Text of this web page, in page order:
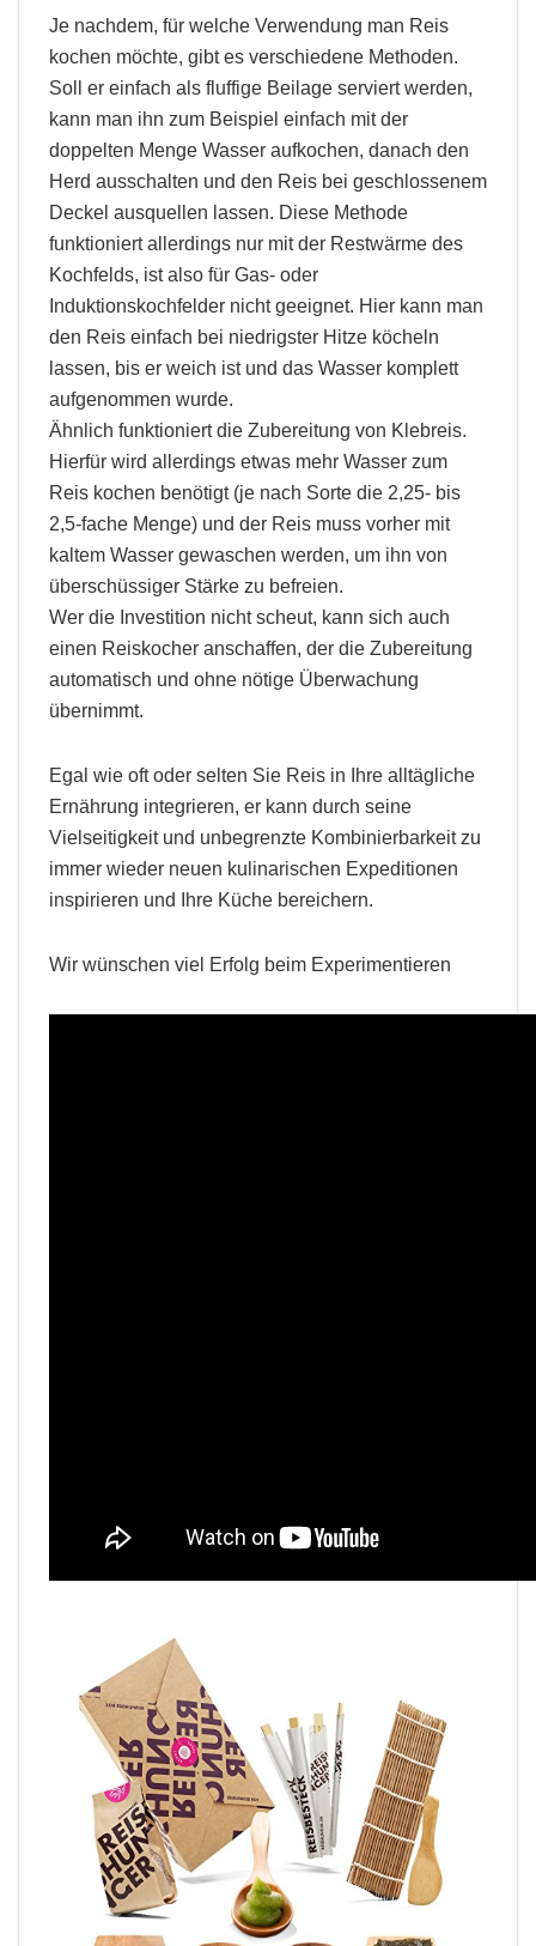
Je nachdem, für welche Verwendung man Reis
kochen möchte, gibt es verschiedene Methoden.
Soll er einfach als fluffige Beilage serviert werden,
kann man ihn zum Beispiel einfach mit der
doppelten Menge Wasser aufkochen, danach den
Herd ausschalten und den Reis bei geschlossenem
Deckel ausquellen lassen. Diese Methode
funktioniert allerdings nur mit der Restwärme des
Kochfelds, ist also für Gas- oder
Induktionskochfelder nicht geeignet. Hier kann man
den Reis einfach bei niedrigster Hitze köcheln
lassen, bis er weich ist und das Wasser komplett
aufgenommen wurde.
Ähnlich funktioniert die Zubereitung von Klebreis.
Hierfür wird allerdings etwas mehr Wasser zum
Reis kochen benötigt (je nach Sorte die 2,25- bis
2,5-fache Menge) und der Reis muss vorher mit
kaltem Wasser gewaschen werden, um ihn von
überschüssiger Stärke zu befreien.
Wer die Investition nicht scheut, kann sich auch
einen Reiskocher anschaffen, der die Zubereitung
automatisch und ohne nötige Überwachung
übernimmt.
Egal wie oft oder selten Sie Reis in Ihre alltägliche
Ernährung integrieren, er kann durch seine
Vielseitigkeit und unbegrenzte Kombinierbarkeit zu
immer wieder neuen kulinarischen Expeditionen
inspirieren und Ihre Küche bereichern.
Wir wünschen viel Erfolg beim Experimentieren